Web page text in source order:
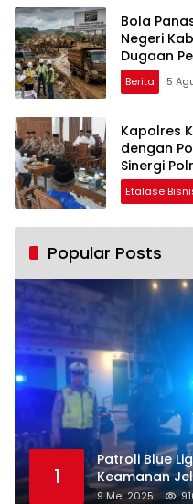
Bola
Negeri
Dugaan
Proyek Tol
SENTOSA
Berita 5
Kapolres
dengan
Sinergi
Etalase
Popular Posts
1
Patroli Blue
Keamanan
9 Mei 2025